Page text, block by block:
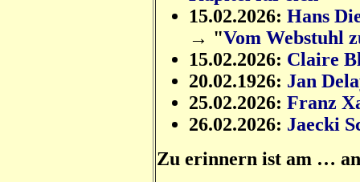
15.02.2026: Hans
→ "Vom Webstuhl
15.02.2026: Claire
20.02.1926: Jan
25.02.2026: Franz
26.02.2026: Jaecki
Zu erinnern ist am …